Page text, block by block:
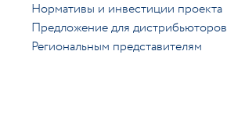
Нормативы и инвестиции проекта
Предложение для дистрибьюторов
Региональным представителям